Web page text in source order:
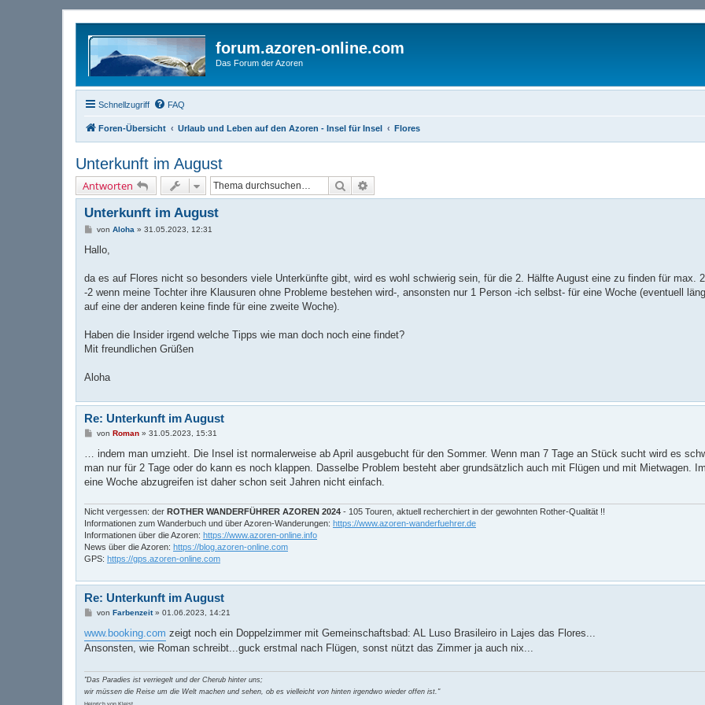
forum.azoren-online.com
Das Forum der Azoren
Schnellzugriff FAQ
Foren-Übersicht Urlaub und Leben auf den Azoren - Insel für Insel Flores
Unterkunft im August
Antworten Suche
Unterkunft im August
B
i
a
von Aloha » 31.05.2023, 12:31
Hallo,
da es auf Flores nicht so besonders viele Unterkünfte gibt, wird es wohl schwierig sein, für die 2. Hälfte August eine zu finden für max.
-2 wenn meine Tochter ihre Klausuren ohne Probleme bestehen wird-, ansonsten nur 1 Person -ich selbst- für eine Woche (eventuell
auf eine der anderen keine finde für eine zweite Woche).
Haben die Insider irgend welche Tipps wie man doch noch eine findet?
Mit freundlichen Grüßen
Aloha
Re: Unterkunft im August
B
r
a
von Roman» 31.05.2023, 15:31
… indem man umzieht. Die Insel ist normalerweise ab April ausgebucht für den Sommer. Wenn man 7 Tage an Stück sucht wird es
man nur für 2 Tage oder do kann es noch klappen. Dasselbe Problem besteht aber grundsätzlich auch mit Flügen und mit Mietwagen.
eine Woche abzugreifen ist daher schon seit Jahren nicht einfach.
Nicht vergessen: der ROTHER WANDERFÜHRER AZOREN 2024 - 105 Touren, aktuell recherchiert in der gewohnten Rother-Qualität !!
Informationen zum Wanderbuch und über Azoren-Wanderungen: https://www.azoren-wanderfuehrer.de
Informationen über die Azoren: https://www.azoren-online.info
News über die Azoren: https://blog.azoren-online.com
GPS: https://gps.azoren-online.com
Re: Unterkunft im August
B
i
t
r
von Farbenzeit» 01.06.2023, 14:21
www.booking.com zeigt noch ein Doppelzimmer mit Gemeinschaftsbad: AL Luso Brasileiro in Lajes das Flores...
Ansonsten, wie Roman schreibt...guck erstmal nach Flügen, sonst nützt das Zimmer ja auch nix...
"Das Paradies ist verriegelt und der Cherub hinter uns;
wir müssen die Reise um die Welt machen und sehen, ob es vielleicht von hinten irgendwo wieder offen ist."
Heinrich von Kleist